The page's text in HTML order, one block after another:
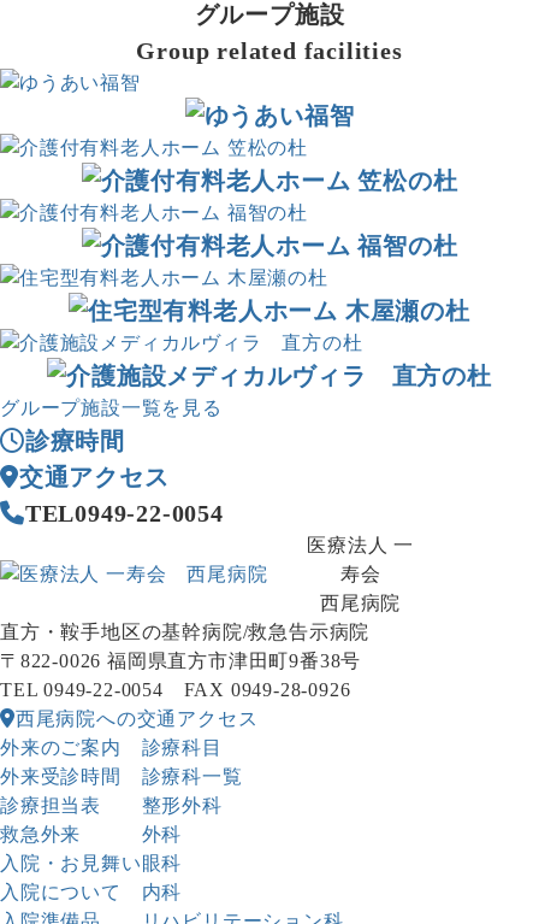
グループ施設
Group related facilities
グループ施設一覧を見る
診療時間
交通アクセス
TEL0949-22-0054
医療法人 一
寿会
西尾病院
直方・鞍手地区の基幹病院/救急告示病院
〒822-0026 福岡県直方市津田町9番38号
TEL 0949-22-0054 FAX 0949-28-0926
西尾病院への交通アクセス
外来のご案内
外来受診時間
診療担当表
救急外来
入院・お見舞い
入院について
診療科目
診療科一覧
整形外科
外科
眼科
内科